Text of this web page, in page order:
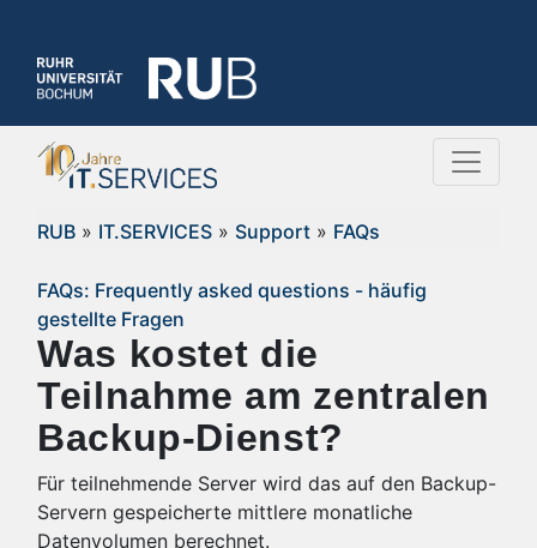
RUB » IT.SERVICES » Support » FAQs
FAQs: Frequently asked questions - häufig
gestellte Fragen
Was kostet die
Teilnahme am zentralen
Backup-Dienst?
Für teilnehmende Server wird das auf den Backup-
Servern gespeicherte mittlere monatliche
Datenvolumen berechnet.